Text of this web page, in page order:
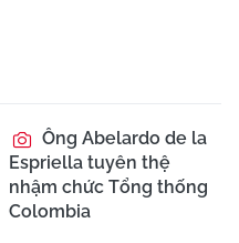
Ông Abelardo de la
Espriella tuyên thệ
nhậm chức Tổng thống
Colombia